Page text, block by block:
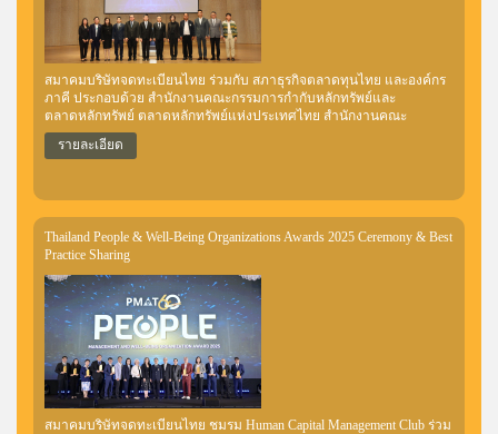
สมาคมบริษัทจดทะเบียนไทย ร่วมกับ สภาธุรกิจตลาดทุนไทย และองค์กร
ภาคี ประกอบด้วย สำนักงานคณะกรรมการกำกับหลักทรัพย์และ
ตลาดหลักทรัพย์ ตลาดหลักทรัพย์แห่งประเทศไทย สำนักงานคณะ
กรรมการส่งเสริมการลงทุน (BOI) สถาบันพัฒนาองค์กรชุมชน (องค์การ
มหาชน) สำนักงานส่งเสริมวิสาหกิจเพื่อสังคม มูลนิธินวัตกรรมทางสังคม
ยั่งยืน ปีที่ 3” เมื่อวันศุกร์ที่ 6 มีนาคม 2569 ณ หอประชุมศาสตราจารย์
รายละเอียด
Thailand People & Well-Being Organizations Awards 2025 Ceremony & Best
Practice Sharing
สมาคมบริษัทจดทะเบียนไทย ชมรม Human Capital Management Club ร่วม